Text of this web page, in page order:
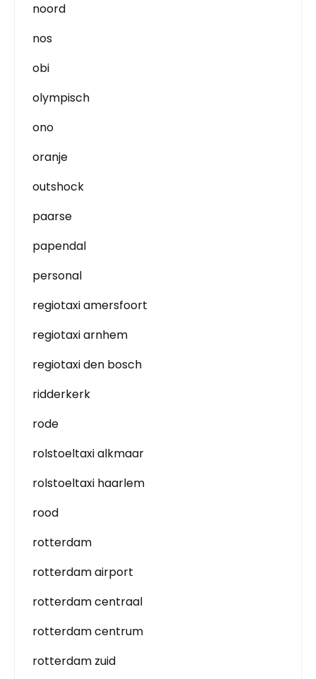
noord
nos
obi
olympisch
ono
oranje
outshock
paarse
papendal
personal
regiotaxi amersfoort
regiotaxi arnhem
regiotaxi den bosch
ridderkerk
rode
rolstoeltaxi alkmaar
rolstoeltaxi haarlem
rood
rotterdam
rotterdam airport
rotterdam centraal
rotterdam centrum
rotterdam zuid